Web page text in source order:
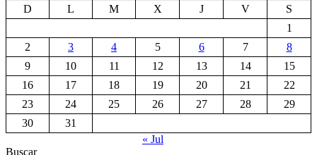
D
L M X J V
S
1
2
3 4 5 6 7
8
9
10 11 12 13 14
15
16
17 18 19 20 21
22
23
24 25 26 27 28
29
30
31
« Jul
Buscar